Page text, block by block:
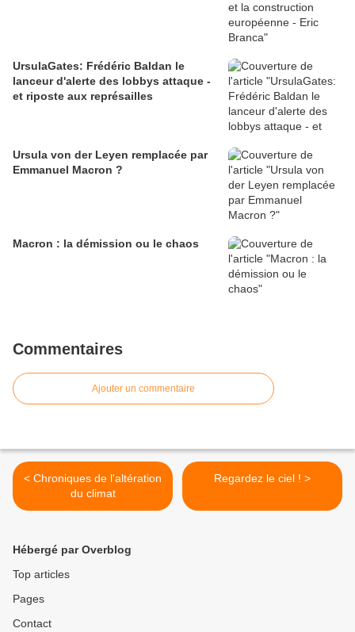
UrsulaGates: Frédéric Baldan le
lanceur d'alerte des lobbys attaque -
et riposte aux représailles
Ursula von der Leyen remplacée par
Emmanuel Macron ?
Macron : la démission ou le chaos
Commentaires
Ajouter un commentaire
< Chroniques de l'altération
du climat
Regardez le ciel ! >
Hébergé par Overblog
Top articles
Pages
Contact